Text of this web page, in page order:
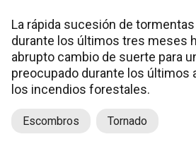
La rápida sucesión de
durante los últimos tres meses
abrupto cambio de suerte para
preocupado durante los últimos
los incendios forestales.
Escombros Tornado